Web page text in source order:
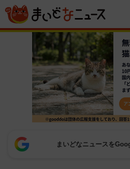
まいどなニュースを